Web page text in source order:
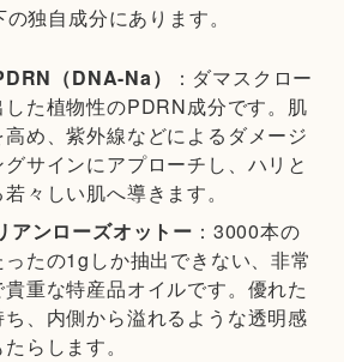
独自成分にあります。
（DNA-Na）
：ダマスクロー
した植物性のPDRN成分です。肌
め、紫外線などによるダメージ
サインにアプローチし、ハリと
々しい肌へ導きます。
アンローズオットー ：3000本の
たの1gしか抽出できない、非常
重な特産品オイルです。優れた
、内側から溢れるような透明感
らします。